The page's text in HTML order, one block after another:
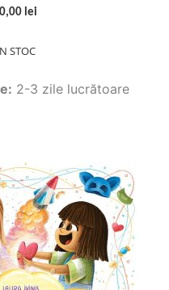
lei
STOC
2-3 zile lucrătoare